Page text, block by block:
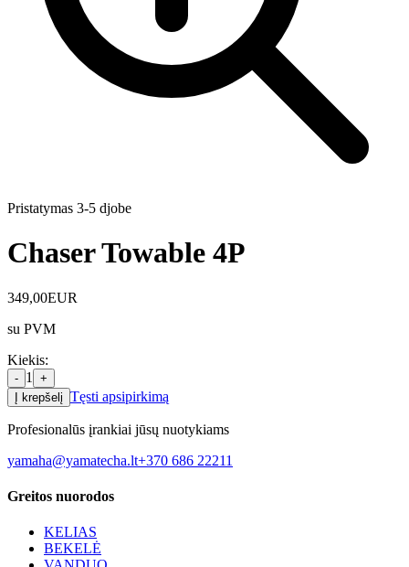
Pristatymas 3-5 djobe
Chaser Towable 4P
349,00EUR
su PVM
Kiekis:
- 1
+
Į krepšelį Tęsti apsipirkimą
Profesionalūs įrankiai jūsų nuotykiams
yamaha@yamatecha.lt+370 686 22211
Greitos nuorodos
KELIAS
BEKELĖ